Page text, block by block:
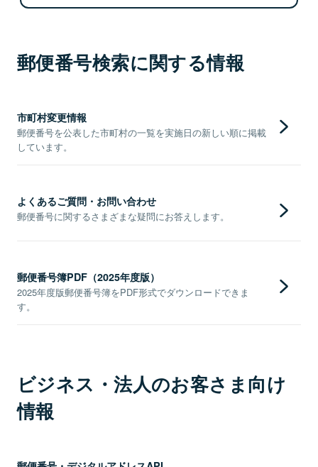
郵便番号検索に関する情報
市町村変更情報
郵便番号を公表した市町村の一覧を実施日の新しい順に掲載
しています。
よくあるご質問・お問い合わせ
郵便番号に関するさまざまな疑問にお答えします。
郵便番号簿PDF（2025年度版）
2025年度版郵便番号簿をPDF形式でダウンロードできま
す。
ビジネス・法人のお客さま向け
情報